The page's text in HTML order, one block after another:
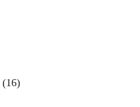
(16)